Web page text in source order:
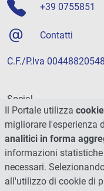
+39 0755851
Contatti
C.F./P.Iva 00448820548
Social
Il Portale utilizza
migliorare l'esperienza
analitici in forma
informazioni
necessari.
all'utilizzo di cookie di